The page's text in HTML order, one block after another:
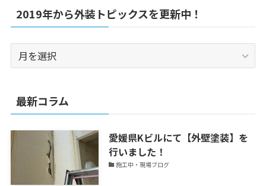
2019年から外装トピックスを更新中！
2019
年
ら
外
ト
ピ
ク
最新コラム
愛媛県Kビルにて【外壁塗装】を
行いました！
施工中・現場ブログ